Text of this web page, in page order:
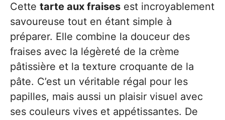
Cette tarte aux fraises est incroyablement
savoureuse tout en étant simple à
préparer. Elle combine la douceur des
fraises avec la légèreté de la crème
pâtissière et la texture croquante de la
pâte. C’est un véritable régal pour les
papilles, mais aussi un plaisir visuel avec
ses couleurs vives et appétissantes. De